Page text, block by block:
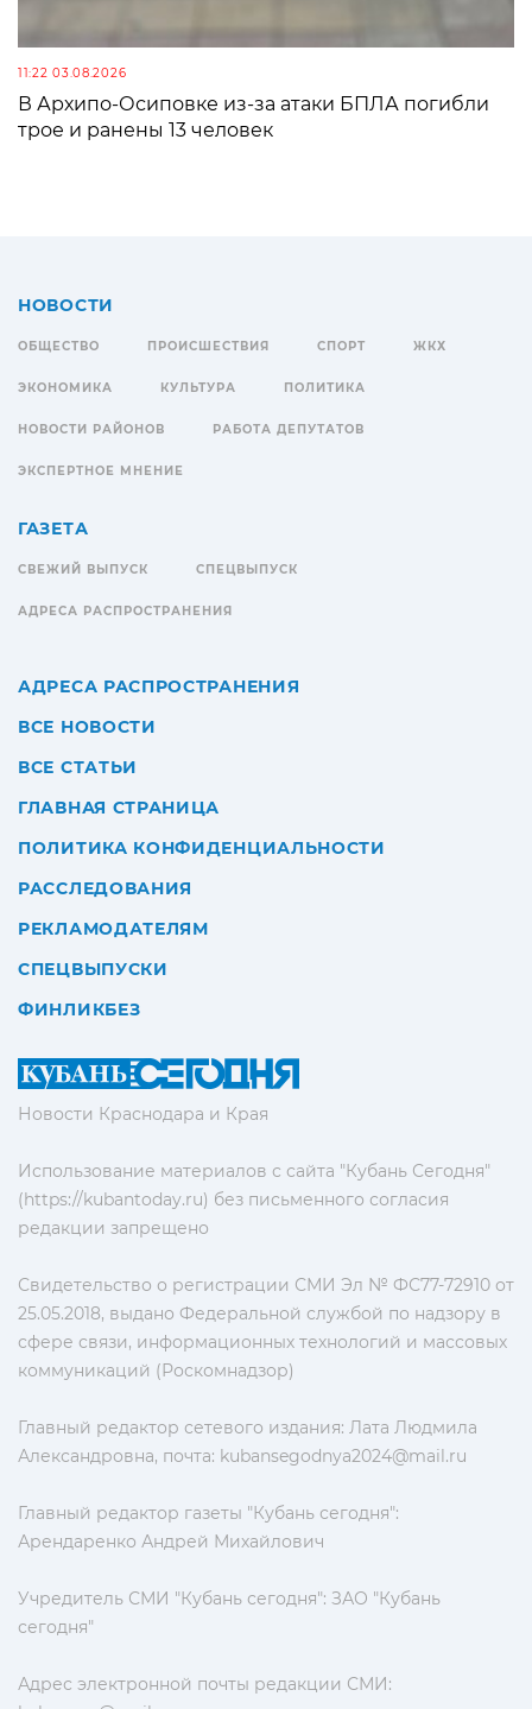
11:22 03.08.2026
В Архипо-Осиповке из-за атаки БПЛА погибли
трое и ранены 13 человек
Новости Краснодара и Края
Использование материалов с сайта "Кубань Сегодня"
(https://kubantoday.ru) без письменного согласия
редакции запрещено
Свидетельство о регистрации СМИ Эл № ФС77-72910 от
25.05.2018, выдано Федеральной службой по надзору в
сфере связи, информационных технологий и массовых
коммуникаций (Роскомнадзор)
Главный редактор сетевого издания: Лата Людмила
Александровна, почта: kubansegodnya2024@mail.ru
Главный редактор газеты "Кубань сегодня":
Арендаренко Андрей Михайлович
Учредитель СМИ "Кубань сегодня": ЗАО "Кубань
сегодня"
Адрес электронной почты редакции СМИ:
НОВОСТИ
ОБЩЕСТВО ПРОИСШЕСТВИЯ СПОРТ ЖКХ
ЭКОНОМИКА КУЛЬТУРА ПОЛИТИКА
НОВОСТИ РАЙОНОВ РАБОТА ДЕПУТАТОВ
ЭКСПЕРТНОЕ МНЕНИЕ
ГАЗЕТА
СВЕЖИЙ ВЫПУСК СПЕЦВЫПУСК
АДРЕСА РАСПРОСТРАНЕНИЯ
АДРЕСА РАСПРОСТРАНЕНИЯ
ВСЕ НОВОСТИ
ВСЕ СТАТЬИ
ГЛАВНАЯ СТРАНИЦА
ПОЛИТИКА КОНФИДЕНЦИАЛЬНОСТИ
РАССЛЕДОВАНИЯ
РЕКЛАМОДАТЕЛЯМ
СПЕЦВЫПУСКИ
ФИНЛИКБЕЗ